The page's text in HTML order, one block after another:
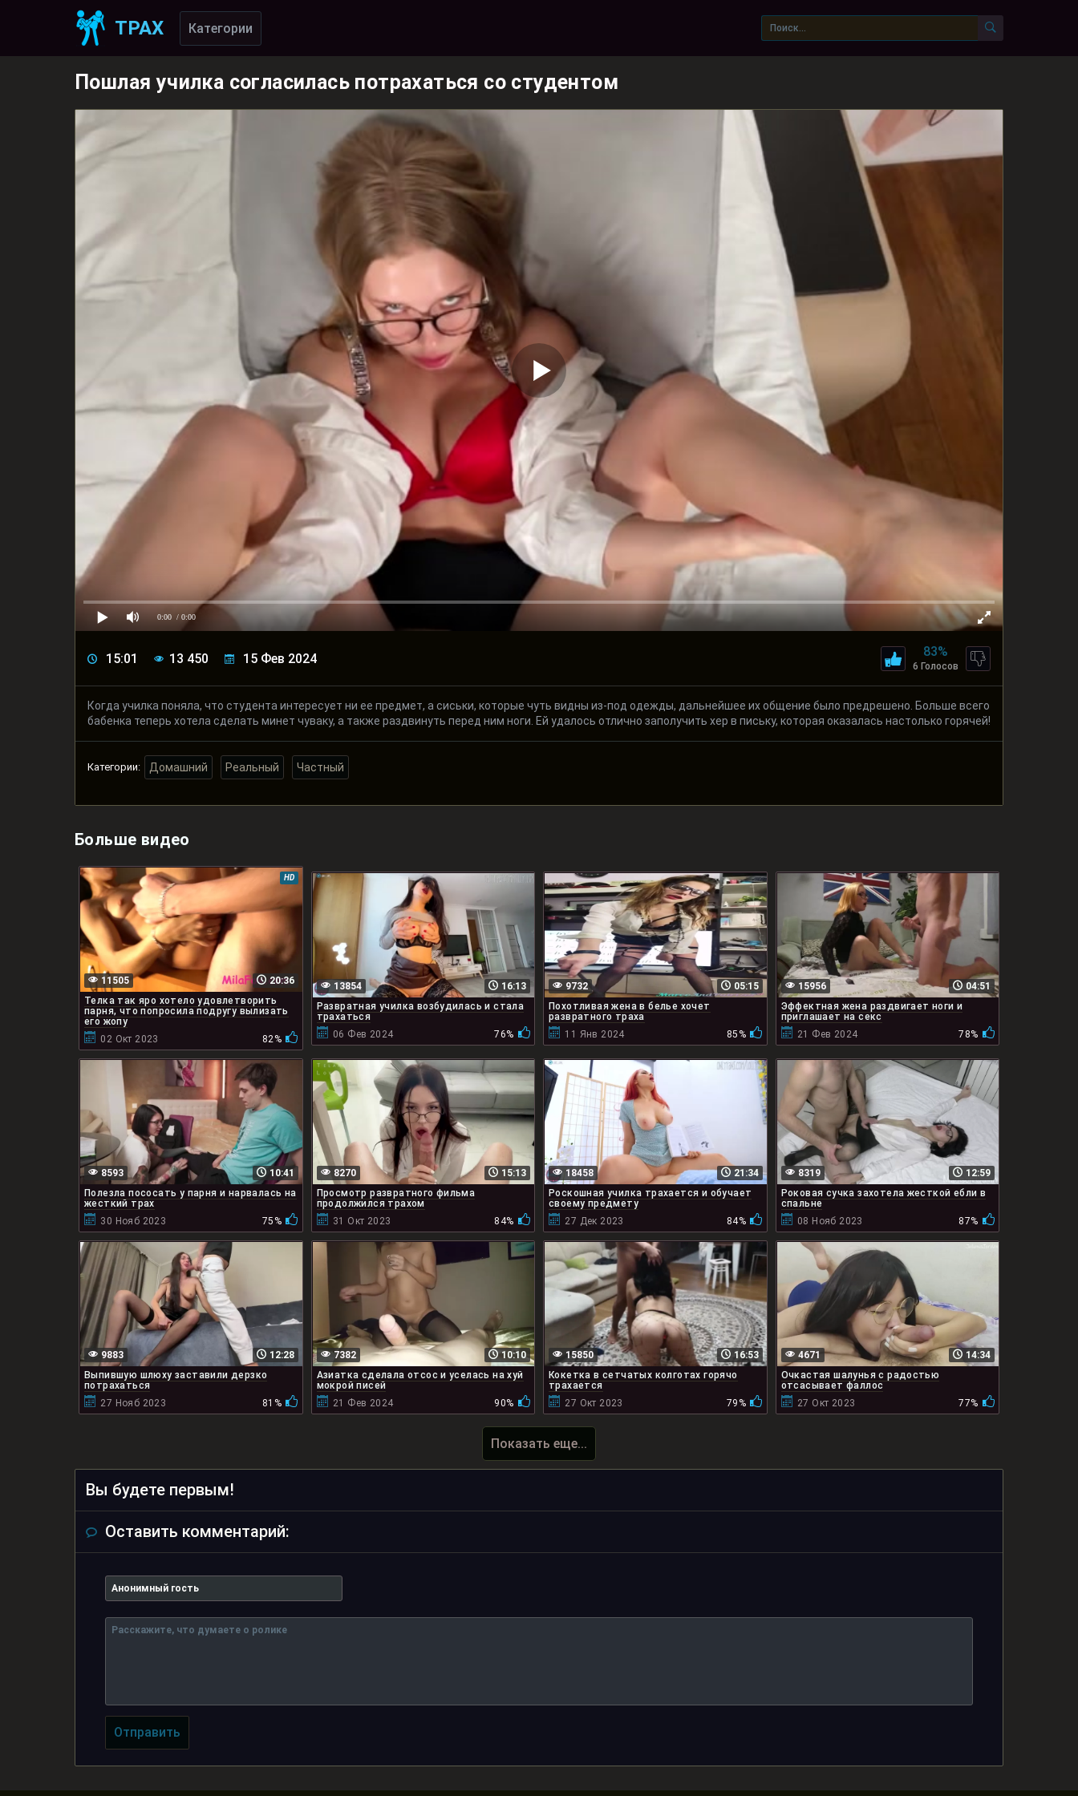
ТРАХ Категории
Пошлая училка согласилась потрахаться со студентом
0:00 / 0:00
15:01 13 450 15 Фев 2024 83%
6 Голосов
Когда училка поняла, что студента интересует ни ее предмет, а сиськи, которые чуть видны из-под одежды, дальнейшее их общение было предрешено. Больше всего
бабенка теперь хотела сделать минет чуваку, а также раздвинуть перед ним ноги. Ей удалось отлично заполучить хер в письку, которая оказалась настолько горячей!
Категории: Домашний Реальный Частный
Больше видео
HD
20:36
11505
Телка так яро хотело удовлетворить
парня, что попросила подругу вылизать
его жопу
02 Окт 2023
82%
16:13
13854
Развратная училка возбудилась и стала
трахаться
06 Фев 2024
76%
05:15
9732
Похотливая жена в белье хочет
развратного траха
11 Янв 2024
85%
04:51
15956
Эффектная жена раздвигает ноги и
приглашает на секс
21 Фев 2024
78%
10:41
8593
Полезла пососать у парня и нарвалась на
жесткий трах
30 Нояб 2023
75%
15:13
8270
Просмотр развратного фильма
продолжился трахом
31 Окт 2023
84%
21:34
18458
Роскошная училка трахается и обучает
своему предмету
27 Дек 2023
84%
12:59
8319
Роковая сучка захотела жесткой ебли в
спальне
08 Нояб 2023
87%
12:28
9883
Выпившую шлюху заставили дерзко
потрахаться
27 Нояб 2023
81%
10:10
7382
Азиатка сделала отсос и уселась на хуй
мокрой писей
21 Фев 2024
90%
16:53
15850
Кокетка в сетчатых колготах горячо
трахается
27 Окт 2023
79%
14:34
4671
Очкастая шалунья с радостью
отсасывает фаллос
27 Окт 2023
77%
Показать еще...
Вы будете первым!
Оставить комментарий:
Отправить